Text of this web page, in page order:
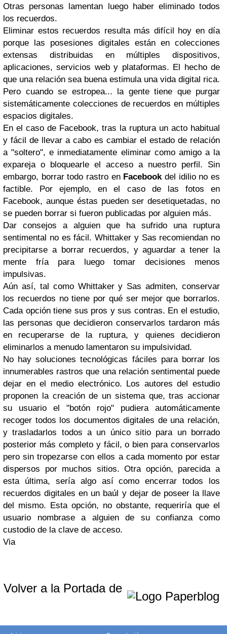
Otras personas lamentan luego haber eliminado todos
los recuerdos.
Eliminar estos recuerdos resulta más difícil hoy en día
porque las posesiones digitales están en colecciones
extensas distribuidas en múltiples dispositivos,
aplicaciones, servicios web y plataformas. El hecho de
que una relación sea buena estimula una vida digital rica.
Pero cuando se estropea... la gente tiene que purgar
sistemáticamente colecciones de recuerdos en múltiples
espacios digitales.
En el caso de Facebook, tras la ruptura un acto habitual
y fácil de llevar a cabo es cambiar el estado de relación
a "soltero", e inmediatamente eliminar como amigo a la
expareja o bloquearle el acceso a nuestro perfil. Sin
embargo, borrar todo rastro en Facebook del idilio no es
factible. Por ejemplo, en el caso de las fotos en
Facebook, aunque éstas pueden ser desetiquetadas, no
se pueden borrar si fueron publicadas por alguien más.
Dar consejos a alguien que ha sufrido una ruptura
sentimental no es fácil. Whittaker y Sas recomiendan no
precipitarse a borrar recuerdos, y aguardar a tener la
mente fría para luego tomar decisiones menos
impulsivas.
Aún así, tal como Whittaker y Sas admiten, conservar
los recuerdos no tiene por qué ser mejor que borrarlos.
Cada opción tiene sus pros y sus contras. En el estudio,
las personas que decidieron conservarlos tardaron más
en recuperarse de la ruptura, y quienes decidieron
eliminarlos a menudo lamentaron su impulsividad.
No hay soluciones tecnológicas fáciles para borrar los
innumerables rastros que una relación sentimental puede
dejar en el medio electrónico. Los autores del estudio
proponen la creación de un sistema que, tras accionar
su usuario el "botón rojo" pudiera automáticamente
recoger todos los documentos digitales de una relación,
y trasladarlos todos a un único sitio para un borrado
posterior más completo y fácil, o bien para conservarlos
pero sin tropezarse con ellos a cada momento por estar
dispersos por muchos sitios. Otra opción, parecida a
esta última, sería algo así como encerrar todos los
recuerdos digitales en un baúl y dejar de poseer la llave
del mismo. Esta opción, no obstante, requeriría que el
usuario nombrase a alguien de su confianza como
custodio de la clave de acceso.
Via
Volver a la Portada de